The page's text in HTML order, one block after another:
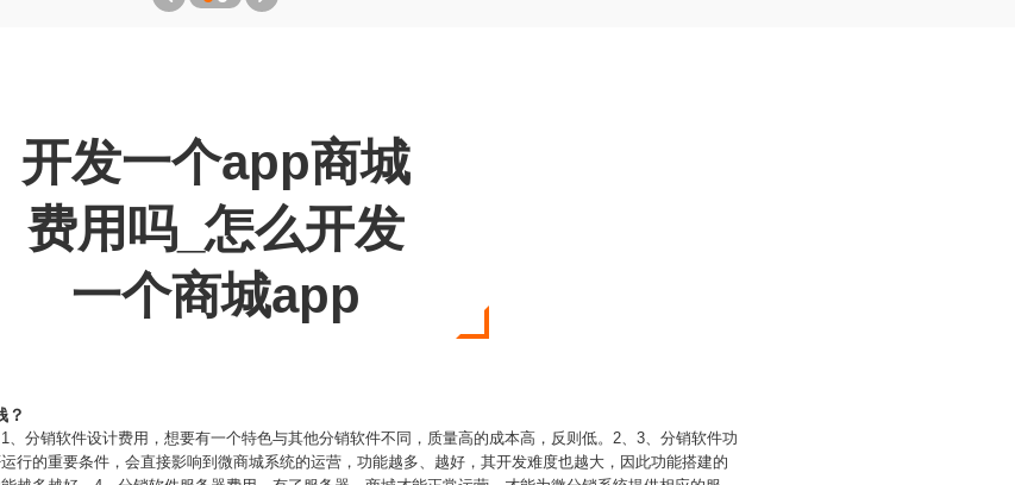
开发一个app商城
费用吗_怎么开发
一个商城app
？
分销软件设计费用，想要有一个特色与其他分销软件不同，质量高的成本高，反则低。2、3、分销软件功
行的重要条件，会直接影响到微商城系统的运营，功能越多、越好，其开发难度也越大，因此功能搭建的